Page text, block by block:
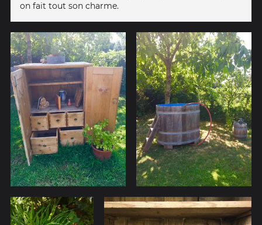
on fait tout son charme.